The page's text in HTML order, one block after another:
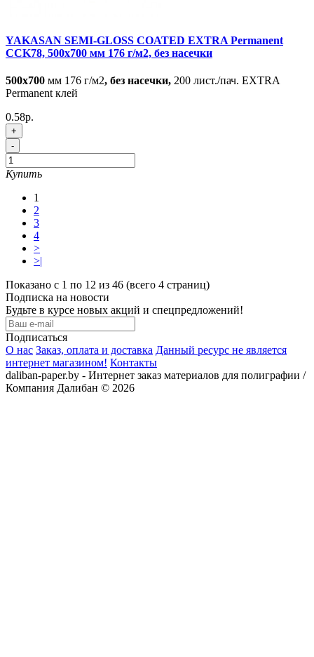
YAKASAN SEMI-GLOSS COATED EXTRA Permanent
CCK78, 500x700 мм 176 г/м2, без насечки
500x700 мм 176 г/м2, без насечки, 200 лист./пач. EXTRA
Permanent клей
0.58р.
+
-
Купить
1
2
3
4
>
>|
Показано с 1 по 12 из 46 (всего 4 страниц)
Подписка на новости
Будьте в курсе новых акций и спецпредложений!
Подписаться
О нас Заказ, оплата и доставка Данный ресурс не является
интернет магазином! Контакты
daliban-paper.by - Интернет заказ материалов для полиграфии /
Компания Далибан © 2026